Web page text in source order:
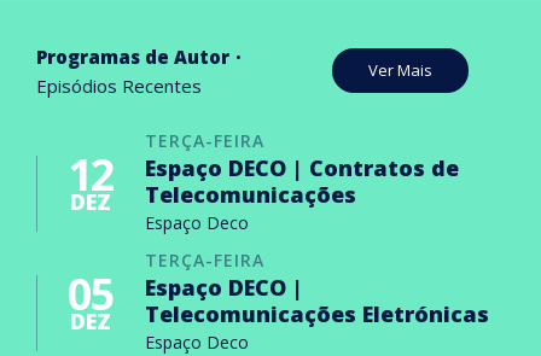
Programas de Autor
Episódios Recentes
Ver Mais
TERÇA-FEIRA
12
DEZ
Espaço DECO | Contratos de
Telecomunicações
Espaço Deco
TERÇA-FEIRA
05
DEZ
Espaço DECO |
Telecomunicações Eletrónicas
Espaço Deco